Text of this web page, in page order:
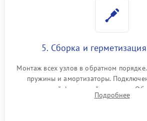
5. Сборка и
Монтаж всех узлов в обратном
пружины и амортизаторы.
надежной фиксацией хомутами.
герметиком для предотвращения
Подробнее